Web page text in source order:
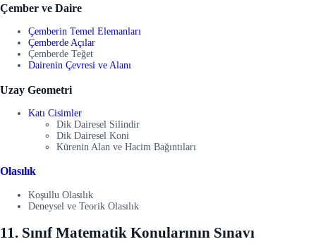
Çember ve Daire
Çemberin Temel Elemanları
Çemberde Açılar
Çemberde Teğet
Dairenin Çevresi ve Alanı
Uzay Geometri
Katı Cisimler
Dik Dairesel Silindir
Dik Dairesel Koni
Kürenin Alan ve Hacim Bağıntıları
Olasılık
Koşullu Olasılık
Deneysel ve Teorik Olasılık
11. Sınıf Matematik Konularının Sınavı